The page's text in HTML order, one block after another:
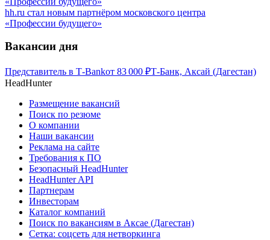
hh.ru стал новым партнёром московского центра
«Профессии будущего»
Вакансии дня
Представитель в Т-Bankот 83 000 ₽Т-Банк, Аксай (Дагестан)
HeadHunter
Размещение вакансий
Поиск по резюме
О компании
Наши вакансии
Реклама на сайте
Требования к ПО
Безопасный HeadHunter
HeadHunter API
Партнерам
Инвесторам
Каталог компаний
Поиск по вакансиям в Аксае (Дагестан)
Сетка: соцсеть для нетворкинга